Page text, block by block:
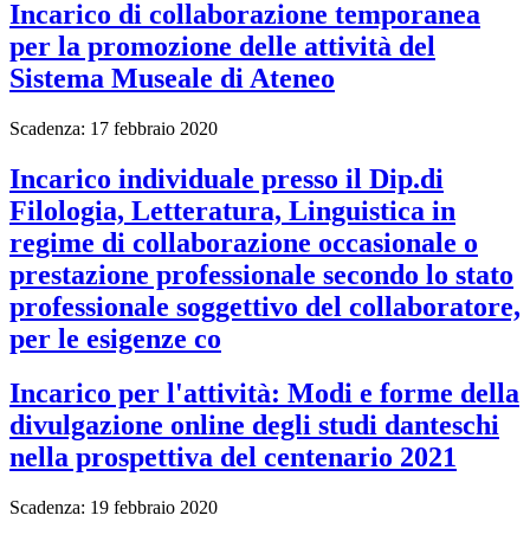
Incarico di collaborazione temporanea
per la promozione delle attività del
Sistema Museale di Ateneo
Scadenza: 17 febbraio 2020
Incarico individuale presso il Dip.di
Filologia, Letteratura, Linguistica in
regime di collaborazione occasionale o
prestazione professionale secondo lo stato
professionale soggettivo del collaboratore,
per le esigenze co
Incarico per l'attività: Modi e forme della
divulgazione online degli studi danteschi
nella prospettiva del centenario 2021
Scadenza: 19 febbraio 2020